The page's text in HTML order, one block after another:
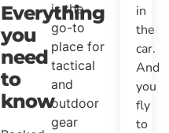
Everything
you
need
to
know
is the
go-to
place for
tactical
and
outdoor
gear
in
the
car.
And
you
fly
to